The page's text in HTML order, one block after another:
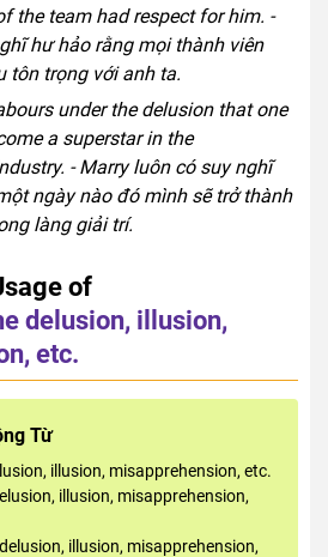
the team had respect for him. -
hư hảo rằng mọi thành viên
tôn trọng với anh ta.
under the delusion that one
a superstar in the
- Marry luôn có suy nghĩ
ngày nào đó mình sẽ trở thành
làng giải trí.
of
delusion, illusion,
etc.
Từ
illusion, misapprehension, etc.
illusion, misapprehension,
illusion, misapprehension,